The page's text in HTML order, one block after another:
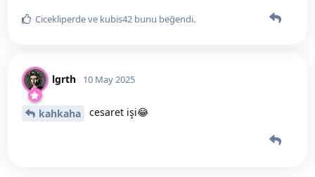
Cicekliperdeve kubis42 bunu beğendi.
lgrth 10 May 2025
kahkaha cesaret işi😂